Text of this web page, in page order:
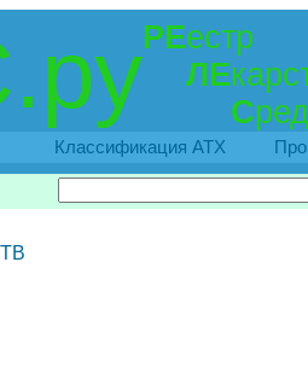
РЕестр
ЛЕ
С
Классификация АТХ